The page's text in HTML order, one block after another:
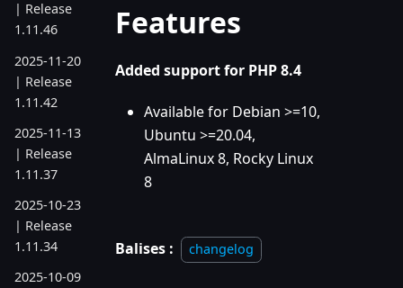
| Release
1.11.46
2025-11-20
| Release
1.11.42
2025-11-13
| Release
1.11.37
2025-10-23
| Release
1.11.34
2025-10-09
Features
Added support for PHP 8.4
Available for Debian >=10,
Ubuntu >=20.04,
AlmaLinux 8, Rocky Linux
8
Balises : changelog